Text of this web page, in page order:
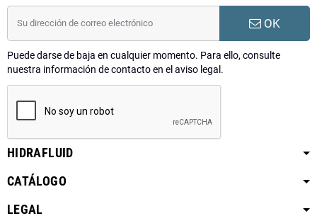
OK
Puede darse de baja en cualquier momento. Para ello, consulte
nuestra información de contacto en el aviso legal.
HIDRAFLUID
CATÁLOGO
LEGAL